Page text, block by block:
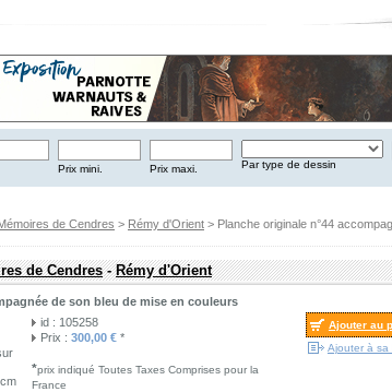
Prix mini. Prix maxi. Par type de dessin
de Cendres > Rémy d'Orient > Planche originale n°44
de Cendres-Rémy d'Orient
de son bleu de mise en couleurs
id : 105258
Prix :300,00 € *
*prix indiqué Toutes Taxes Comprises pour la
France
Ajouter au
Ajouter à sa